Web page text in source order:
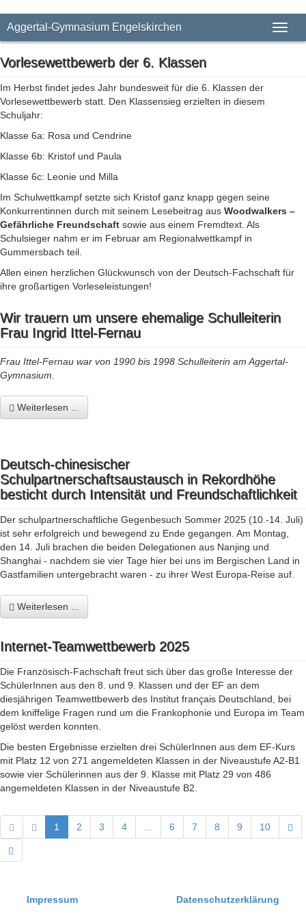
Aggertal-Gymnasium Engelskirchen
Vorlesewettbewerb der 6. Klassen
Im Herbst findet jedes Jahr bundesweit für die 6. Klassen der
Vorlesewettbewerb statt. Den Klassensieg erzielten in diesem
Schuljahr:
Klasse 6a: Rosa und Cendrine
Klasse 6b: Kristof und Paula
Klasse 6c: Leonie und Milla
Im Schulwettkampf setzte sich Kristof ganz knapp gegen seine
Konkurrentinnen durch mit seinem Lesebeitrag aus Woodwalkers –
Gefährliche Freundschaft sowie aus einem Fremdtext. Als
Schulsieger nahm er im Februar am Regionalwettkampf in
Gummersbach teil.
Allen einen herzlichen Glückwunsch von der Deutsch-Fachschaft für
ihre großartigen Vorleseleistungen!
Wir trauern um unsere ehemalige Schulleiterin
Frau Ingrid Ittel-Fernau
Frau Ittel-Fernau war von 1990 bis 1998 Schulleiterin am Aggertal-
Gymnasium.
Weiterlesen ...
Deutsch-chinesischer
Schulpartnerschaftsaustausch in Rekordhöhe
besticht durch Intensität und Freundschaftlichkeit
Der schulpartnerschaftliche Gegenbesuch Sommer 2025 (10.-14. Juli)
ist sehr erfolgreich und bewegend zu Ende gegangen. Am Montag,
den 14. Juli brachen die beiden Delegationen aus Nanjing und
Shanghai - nachdem sie vier Tage hier bei uns im Bergischen Land in
Gastfamilien untergebracht waren - zu ihrer West Europa-Reise auf.
Weiterlesen ...
Internet-Teamwettbewerb 2025
Die Französisch-Fachschaft freut sich über das große Interesse der
SchülerInnen aus den 8. und 9. Klassen und der EF an dem
diesjährigen Teamwettbewerb des Institut français Deutschland, bei
dem kniffelige Fragen rund um die Frankophonie und Europa im Team
gelöst werden konnten.
Die besten Ergebnisse erzielten drei SchülerInnen aus dem EF-Kurs
mit Platz 12 von 271 angemeldeten Klassen in der Niveaustufe A2-B1
sowie vier Schülerinnen aus der 9. Klasse mit Platz 29 von 486
angemeldeten Klassen in der Niveaustufe B2.
1 2 3 4 6 7 8 9 10
Impressum Datenschutzerklärung